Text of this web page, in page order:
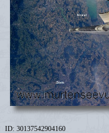
ID: 30137542904160